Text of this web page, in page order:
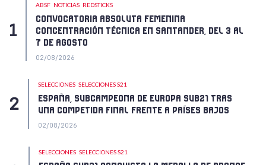
ABSF NOTICIAS REDSTICKS
CONVOCATORIA ABSOLUTA FEMENINA
CONCENTRACIÓN TÉCNICA EN SANTANDER, DEL 3 AL
7 DE AGOSTO
02/08/2026
SELECCIONES SELECCIONES S21
ESPAÑA, SUBCAMPEONA DE EUROPA SUB21 TRAS
UNA COMPETIDA FINAL FRENTE A PAÍSES BAJOS
02/08/2026
SELECCIONES SELECCIONES S21